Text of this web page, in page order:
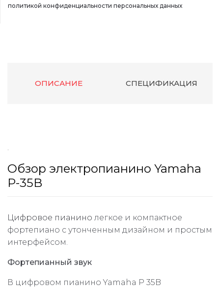
политикой конфиденциальности персональных данных
ОПИСАНИЕ СПЕЦИФИКАЦИЯ
.
Обзор электропианино Yamaha
P-35B
Цифровое пианино легкое и компактное
фортепиано с утонченным дизайном и простым
интерфейсом.
Фортепианный звук
В цифровом пианино Yamaha P 35B